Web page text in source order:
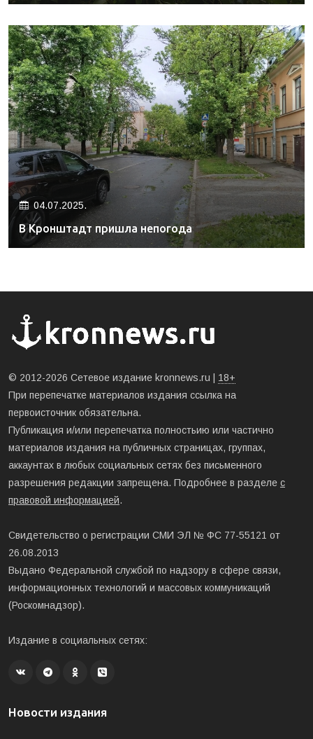
04.07.2025.
В Кронштадт пришла непогода
© 2012-2026 Сетевое издание kronnews.ru | 18+
При перепечатке материалов издания ссылка на
первоисточник обязательна.
Публикация и/или перепечатка полностьию или частично
материалов издания на публичных страницах, группах,
аккаунтах в любых социальных сетях без письменного
разрешения редакции запрещена. Подробнее в разделе с
правовой информацией.
Свидетельство о регистрации СМИ ЭЛ № ФС 77-55121 от
26.08.2013
Выдано Федеральной службой по надзору в сфере связи,
информационных технологий и массовых коммуникаций
(Роскомнадзор).
Издание в социальных сетях:
Новости издания